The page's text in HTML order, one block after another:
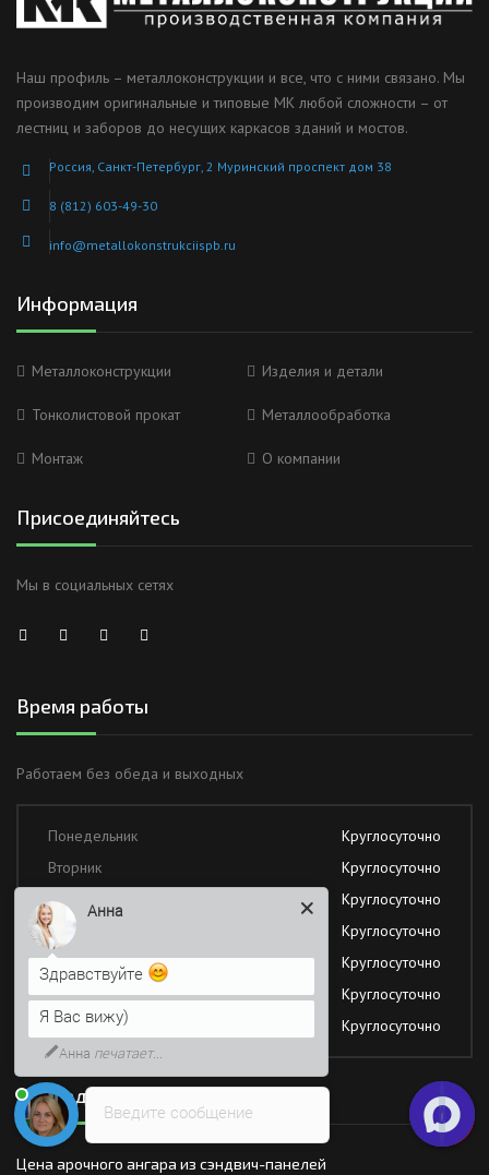
Наш профиль – металлоконструкции и все, что с ними связано. Мы
производим оригинальные и типовые МК любой сложности – от
лестниц и заборов до несущих каркасов зданий и мостов.
Россия, Санкт-Петербург, 2 Муринский проспект дом 38
8 (812) 603-49-30
info@metallokonstrukciispb.ru
Информация
Металлоконструкции Изделия и детали
Тонколистовой прокат Металлообработка
Монтаж О компании
Присоединяйтесь
Мы в социальных сетях
Время работы
Работаем без обеда и выходных
Понедельник
Круглосуточно
Вторник
Круглосуточно
Среда
Круглосуточно
Четверг
Круглосуточно
Пятница
Круглосуточно
Суббота
Круглосуточно
Воскресение
Круглосуточно
Последние новости
Цена арочного ангара из сэндвич-панелей
Введите сообщение
Анна
Здравствуйте
Я Вас вижу)
Анна печатает...